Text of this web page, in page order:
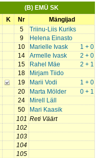
(B) EMÜ SK
K Nr
Mängijad
5
Triinu-Liis Kuriks
9
Helena Einasto
10
1 + 0
Marielle Ivask
14
2 + 0
Armelle Ivask
15
2 + 1
Rahel Mäe
18
Mirjam Tiido
19
1 + 0
Marii Vodi
20
0 + 1
Marta Mölder
24
Mirell Läll
50
Mari Kaasik
101 Reti Väärt
102
103
104
105